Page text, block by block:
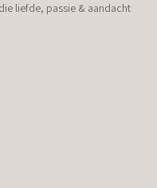
liefde, passie & aandacht